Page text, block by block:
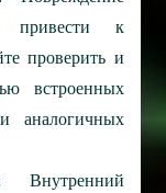
привести к
проверить и
встроенных
аналогичных
Внутренний